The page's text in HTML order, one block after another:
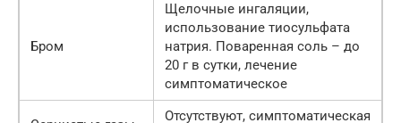
Бром
Щелочные ингаляции,
использование тиосульфата
натрия. Поваренная соль – до
20 г в сутки, лечение
симптоматическое
Отсутствуют, симптоматическая